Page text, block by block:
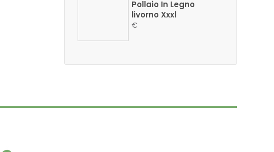
Pollaio In Legno
livorno Xxxl
€